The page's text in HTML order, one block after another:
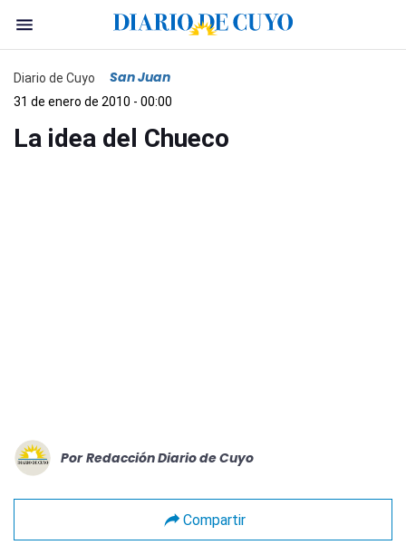
Diario de Cuyo San Juan
31 de enero de 2010 - 00:00
La idea del Chueco
Por Redacción Diario de Cuyo
Compartir